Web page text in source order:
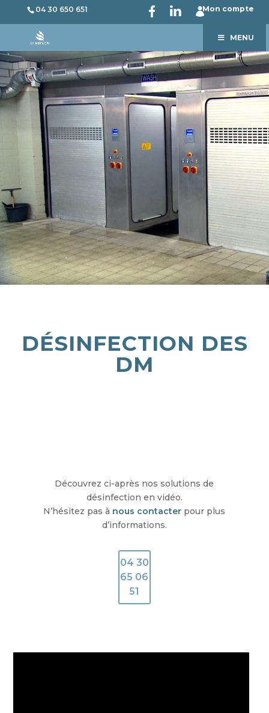
04 30 650 651 Mon compte
MENU
DÉSINFECTION DES
DM
Découvrez ci-après nos solutions de
désinfection en vidéo.
N’hésitez pas à nous contacter pour plus
d’informations.
04 30
65 06
51